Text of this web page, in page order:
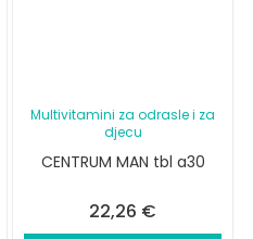
Multivitamini za odrasle i za
djecu
CENTRUM MAN tbl a30
22,26 €